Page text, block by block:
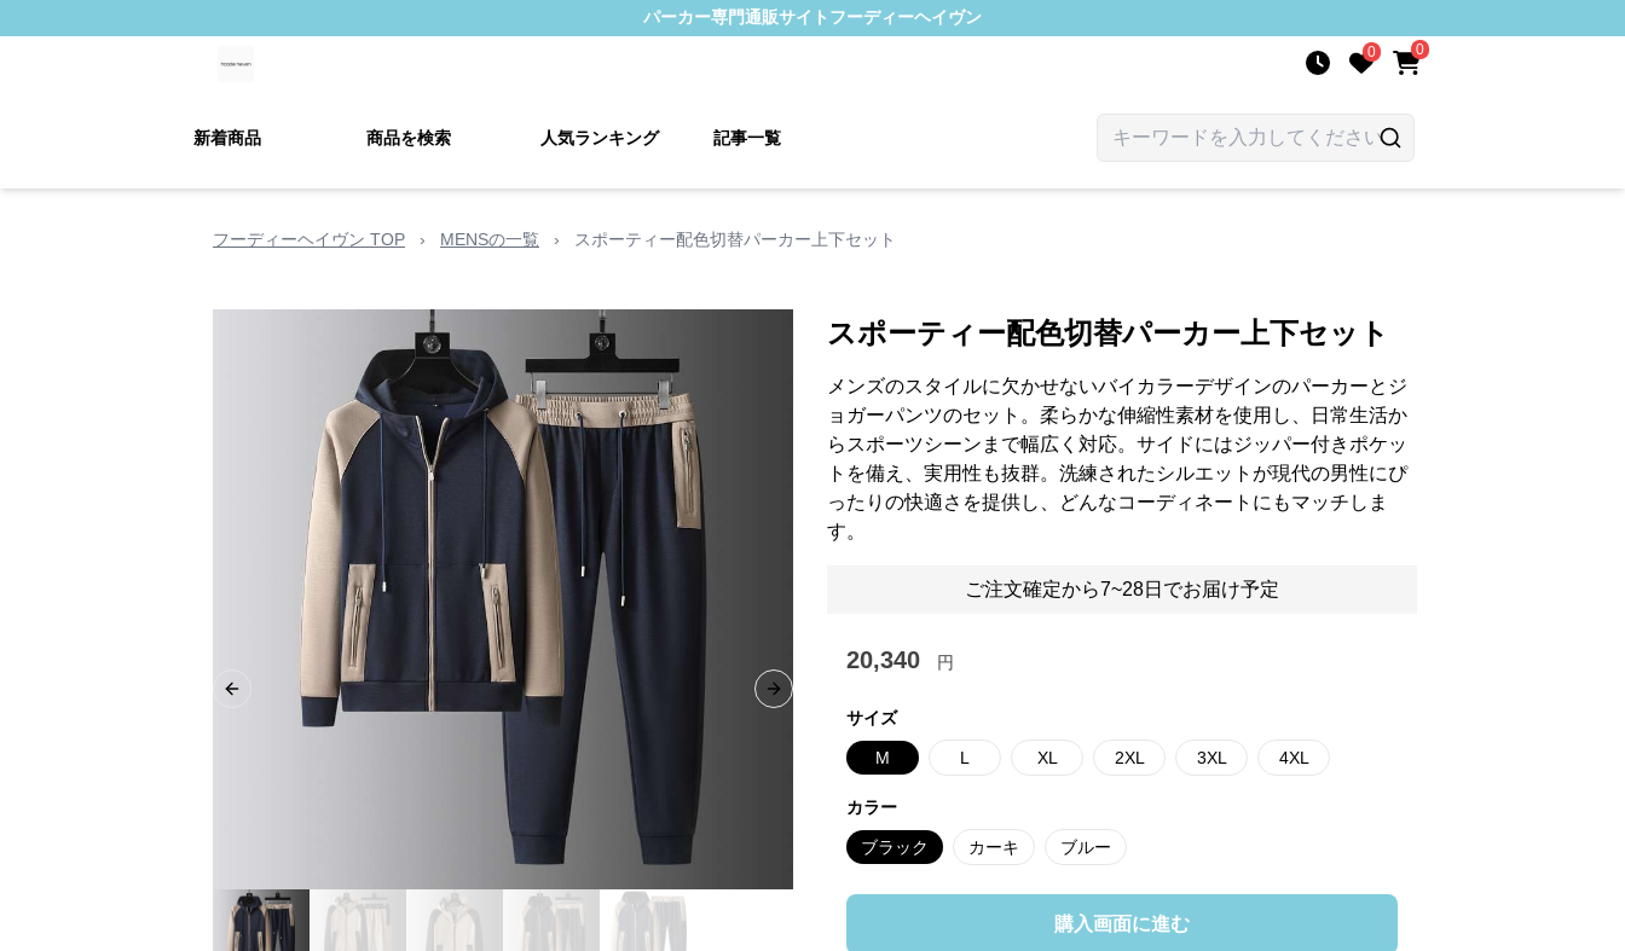
パーカー専門通販サイト フーディーヘイヴン
0 0
新着商品 商品を検索 人気ランキング 記事一覧
フーディーヘイヴン TOP › MENSの一覧 › スポーティー配色切替パーカー上下セット
Previous slide Next slide
スポーティー配色切替パーカー上下セット
メンズのスタイルに欠かせないバイカラーデザインのパーカーとジ
ョガーパンツのセット。柔らかな伸縮性素材を使用し、日常生活か
らスポーツシーンまで幅広く対応。サイドにはジッパー付きポケッ
トを備え、実用性も抜群。洗練されたシルエットが現代の男性にぴ
ったりの快適さを提供し、どんなコーディネートにもマッチしま
す。
ご注文確定から7~28日でお届け予定
20,340 円
サイズ
M L XL 2XL 3XL 4XL
カラー
ブラック カーキ ブルー
購入画面に進む